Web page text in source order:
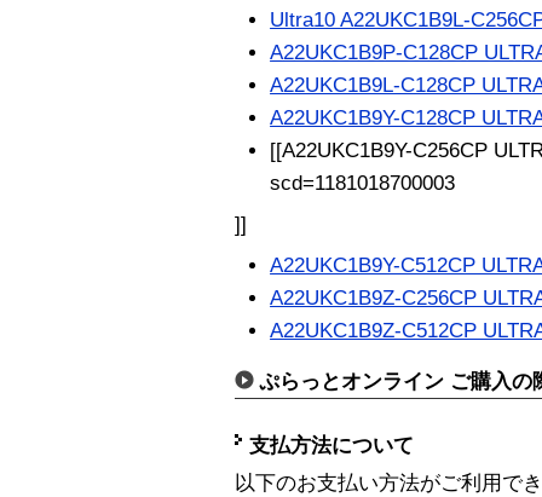
Ultra10 A22UKC1B9L-
A22UKC1B9P-C128CP
A22UKC1B9L-C128CP
A22UKC1B9Y-C128CP
[[A22UKC1B9Y-C256CP
scd=1181018700003
]]
A22UKC1B9Y-C512CP
A22UKC1B9Z-C256CP
A22UKC1B9Z-C512CP
ぷらっとオンライン ご購入の
支払方法について
以下のお支払い方法がご利用で